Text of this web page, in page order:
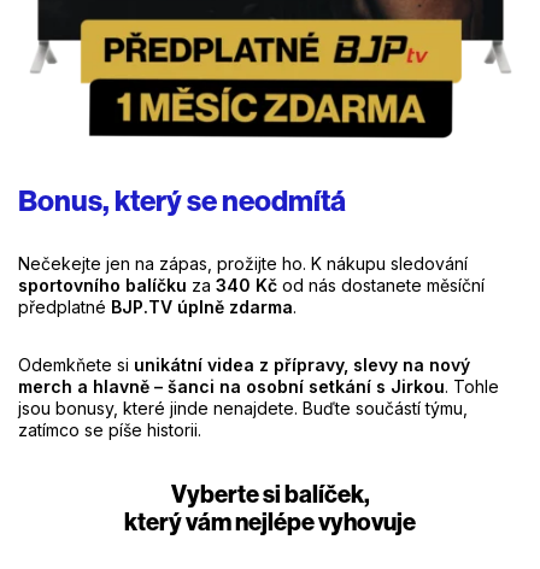
Bonus, který se neodmítá
Nečekejte jen na zápas, prožijte ho. K nákupu sledování
sportovního balíčku za 340 Kč od nás dostanete měsíční
předplatné BJP.TV úplně zdarma.
Odemkňete si unikátní videa z přípravy, slevy na nový
merch a hlavně – šanci na osobní setkání s Jirkou. Tohle
jsou bonusy, které jinde nenajdete. Buďte součástí týmu,
zatímco se píše historii.
Vyberte si balíček,
který vám nejlépe vyhovuje